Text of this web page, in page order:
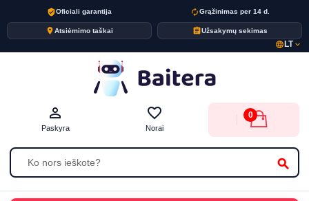
verified_userOficiali garantija autorenewGrąžinimas per 14 d.
placeAtsiėmimo taškai assignmentUžsakymų sekimas
language LTexpand_more
search
person_outline
Paskyra
favorite_border
Norai
0